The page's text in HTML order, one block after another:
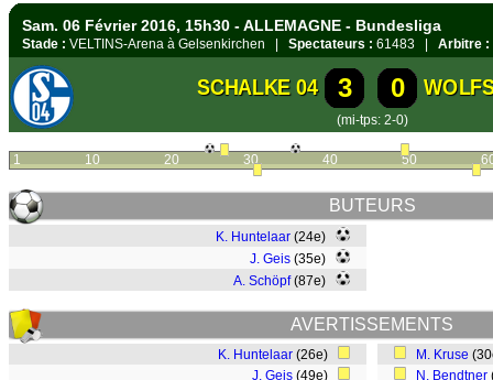
Sam. 06 Février 2016, 15h30 - ALLEMAGNE - Bundesliga
Stade : VELTINS-Arena à Gelsenkirchen | Spectateurs : 61483 | Arbitre :
SCHALKE 04 3 0
(mi-tps: 2-0)
1 10 20 30 40 50
BUTEURS
K. Huntelaar (24e)
J. Geis (35e)
A. Schöpf(87e)
AVERTISSEMENTS
K. Huntelaar (26e)
J. Geis (49e)
M. Kruse
N. Bendtner